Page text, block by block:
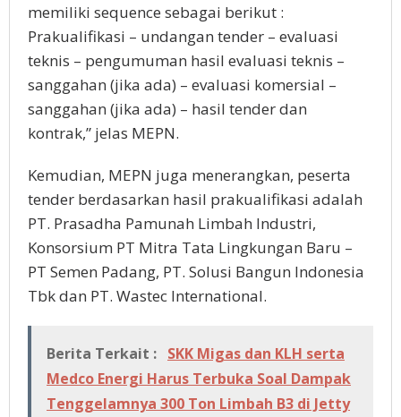
memiliki sequence sebagai berikut :
Prakualifikasi – undangan tender – evaluasi
teknis – pengumuman hasil evaluasi teknis –
sanggahan (jika ada) – evaluasi komersial –
sanggahan (jika ada) – hasil tender dan
kontrak,” jelas MEPN.
Kemudian, MEPN juga menerangkan, peserta
tender berdasarkan hasil prakualifikasi adalah
PT. Prasadha Pamunah Limbah Industri,
Konsorsium PT Mitra Tata Lingkungan Baru –
PT Semen Padang, PT. Solusi Bangun Indonesia
Tbk dan PT. Wastec International.
Berita Terkait : SKK Migas dan KLH serta
Medco Energi Harus Terbuka Soal Dampak
Tenggelamnya 300 Ton Limbah B3 di Jetty